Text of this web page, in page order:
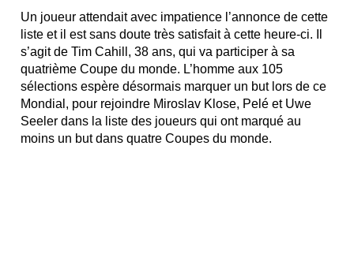
Un joueur attendait avec impatience l’annonce de cette
liste et il est sans doute très satisfait à cette heure-ci. Il
s’agit de Tim Cahill, 38 ans, qui va participer à sa
quatrième Coupe du monde. L’homme aux 105
sélections espère désormais marquer un but lors de ce
Mondial, pour rejoindre Miroslav Klose, Pelé et Uwe
Seeler dans la liste des joueurs qui ont marqué au
moins un but dans quatre Coupes du monde.